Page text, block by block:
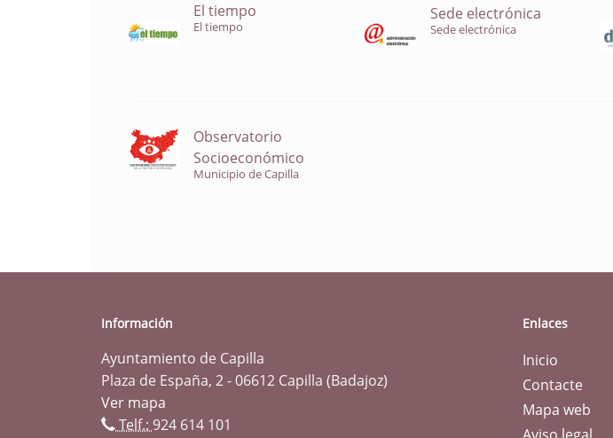
El tiempo
El tiempo
Sede electrónica
Sede electrónica
Observatorio
Socioeconómico
Municipio de Capilla
Información
Ayuntamiento de Capilla
Plaza de España, 2 - 06612 Capilla (Badajoz)
Ver mapa
Telf.: 924 614 101
Enlaces
Inicio
Contacte
Mapa web